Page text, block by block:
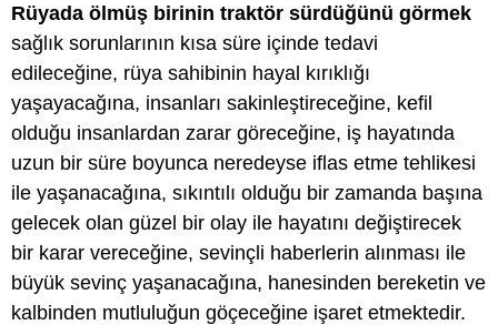
Rüyada ölmüş birinin traktör sürdüğünü görmek
sağlık sorunlarının kısa süre içinde tedavi
edileceğine, rüya sahibinin hayal kırıklığı
yaşayacağına, insanları sakinleştireceğine, kefil
olduğu insanlardan zarar göreceğine, iş hayatında
uzun bir süre boyunca neredeyse iflas etme tehlikesi
ile yaşanacağına, sıkıntılı olduğu bir zamanda başına
gelecek olan güzel bir olay ile hayatını değiştirecek
bir karar vereceğine, sevinçli haberlerin alınması ile
büyük sevinç yaşanacağına, hanesinden bereketin ve
kalbinden mutluluğun göçeceğine işaret etmektedir.